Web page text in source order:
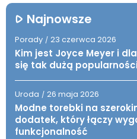
Najnowsze
Porady / 23 czerwca 2026
Kim jest Joyce Meyer i
się tak dużą
Uroda / 26 maja 2026
Modne torebki na
dodatek, który łączy
funkcjonalność